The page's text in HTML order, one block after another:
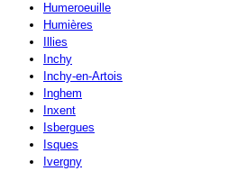
Humeroeuille
Humières
Illies
Inchy
Inchy-en-Artois
Inghem
Inxent
Isbergues
Isques
Ivergny